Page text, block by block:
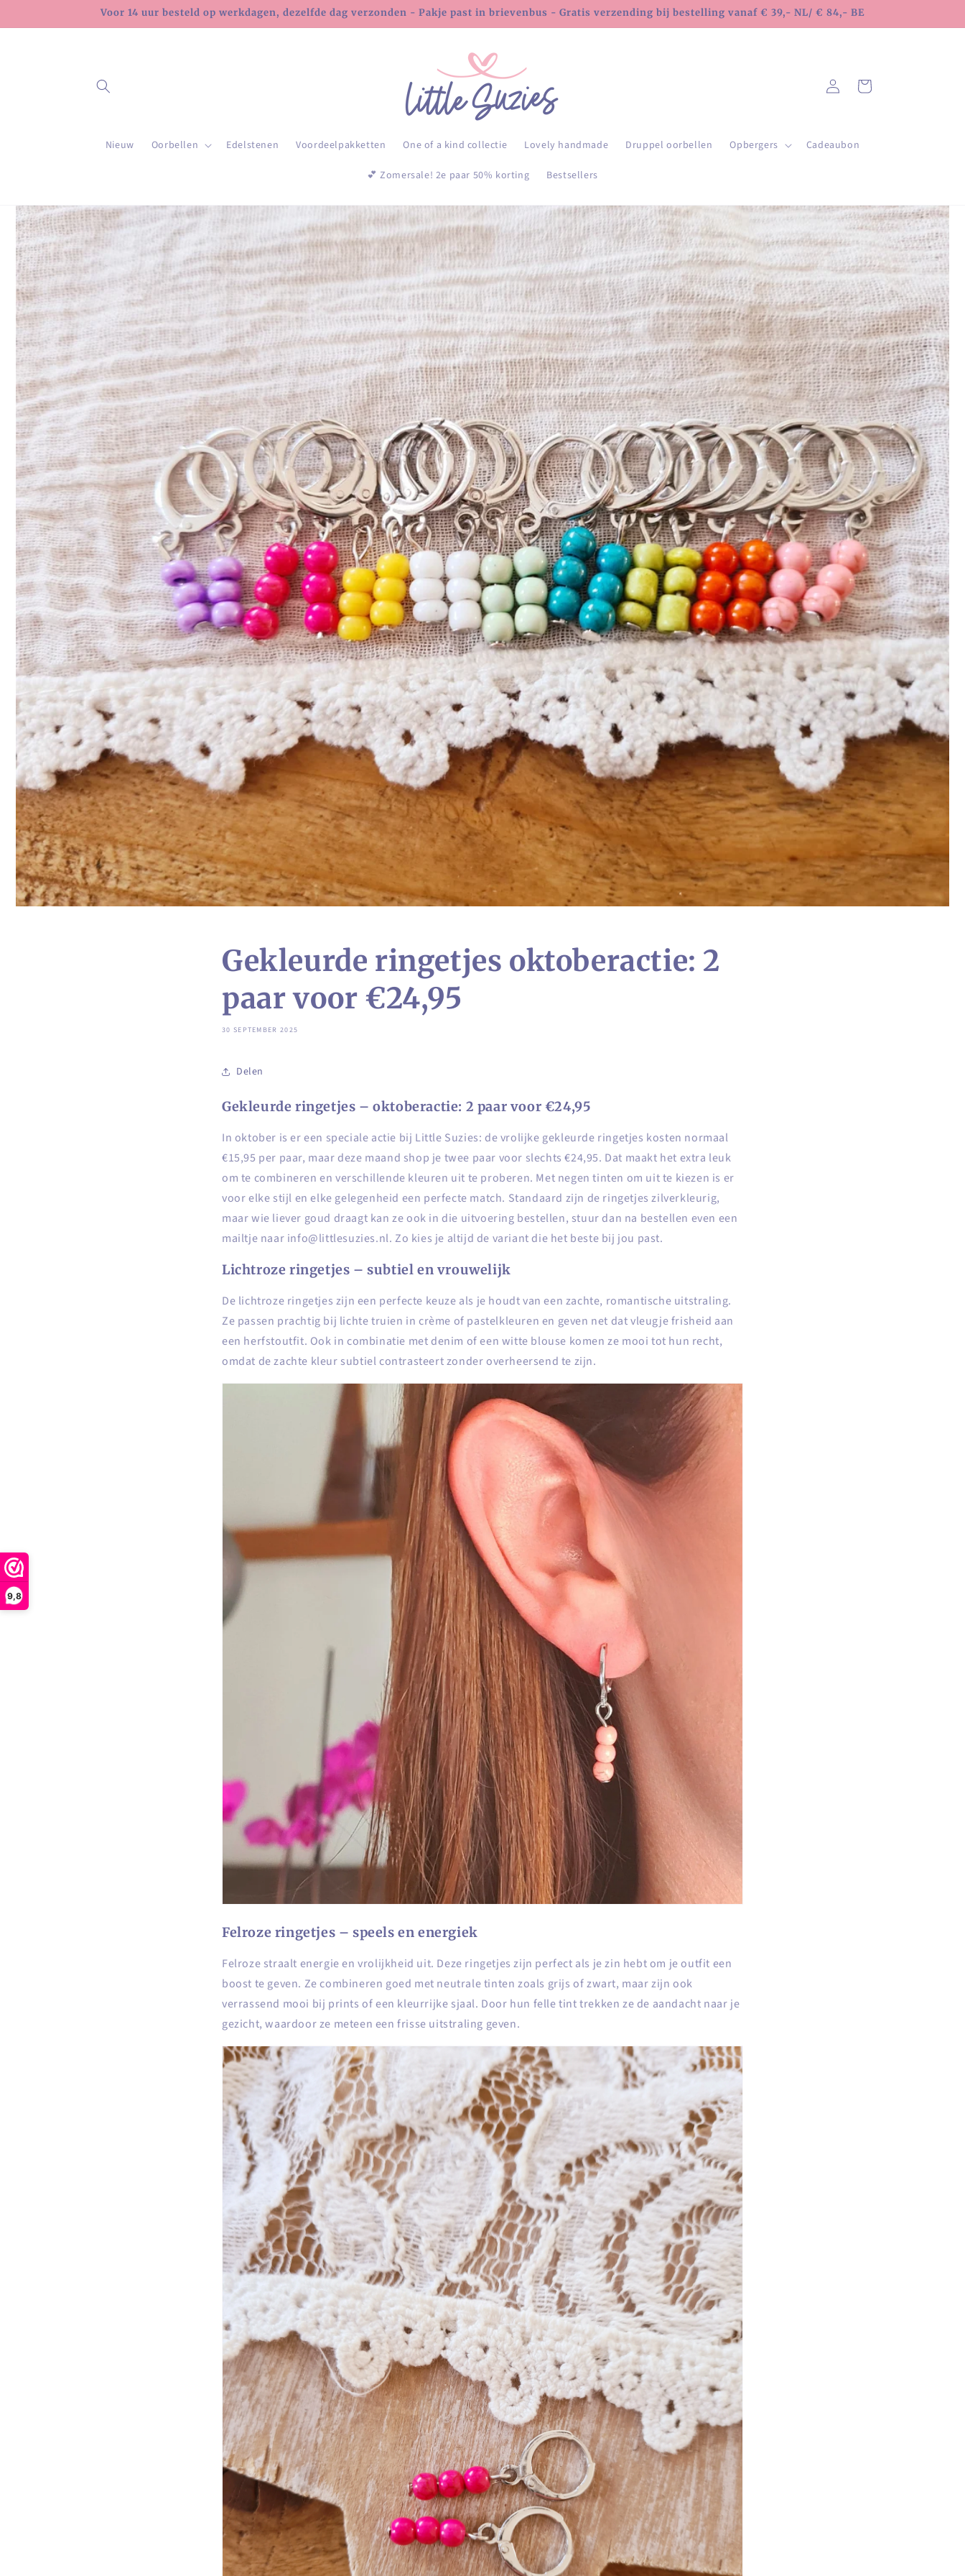
9,8
content
Voor 14 uur besteld op werkdagen, dezelfde dag verzonden - Pakje past in brievenbus - Gratis verzending bij bestelling vanaf € 39,- NL/ € 84,- BE
Nieuw Oorbellen Edelstenen Voordeelpakketten One of a kind collectie Lovely handmade Druppel oorbellen Opbergers Cadeaubon
💕 Zomersale! 2e paar 50% korting Bestsellers
InloggenWinkelwagen
Gekleurde ringetjes oktoberactie: 2
paar voor €24,95
30 SEPTEMBER 2025
Delen
Gekleurde ringetjes – oktoberactie: 2 paar voor €24,95
In oktober is er een speciale actie bij Little Suzies: de vrolijke gekleurde ringetjes kosten normaal
€15,95 per paar, maar deze maand shop je twee paar voor slechts €24,95. Dat maakt het extra leuk
om te combineren en verschillende kleuren uit te proberen. Met negen tinten om uit te kiezen is er
voor elke stijl en elke gelegenheid een perfecte match. Standaard zijn de ringetjes zilverkleurig,
maar wie liever goud draagt kan ze ook in die uitvoering bestellen, stuur dan na bestellen even een
mailtje naar info@littlesuzies.nl. Zo kies je altijd de variant die het beste bij jou past.
Lichtroze ringetjes – subtiel en vrouwelijk
De lichtroze ringetjes zijn een perfecte keuze als je houdt van een zachte, romantische uitstraling.
Ze passen prachtig bij lichte truien in crème of pastelkleuren en geven net dat vleugje frisheid aan
een herfstoutfit. Ook in combinatie met denim of een witte blouse komen ze mooi tot hun recht,
omdat de zachte kleur subtiel contrasteert zonder overheersend te zijn.
Felroze ringetjes – speels en energiek
Felroze straalt energie en vrolijkheid uit. Deze ringetjes zijn perfect als je zin hebt om je outfit een
boost te geven. Ze combineren goed met neutrale tinten zoals grijs of zwart, maar zijn ook
verrassend mooi bij prints of een kleurrijke sjaal. Door hun felle tint trekken ze de aandacht naar je
gezicht, waardoor ze meteen een frisse uitstraling geven.